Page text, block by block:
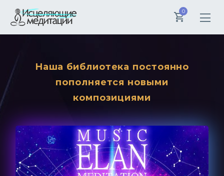
0
Наша библиотека постоянно
пополняется новыми
композициями